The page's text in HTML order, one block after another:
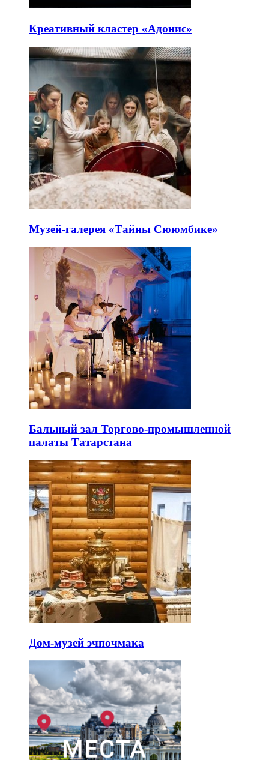
Креативный кластер «Адонис»
Музей-галерея «Тайны Сююмбике»
Бальный зал Торгово-промышленной
палаты Татарстана
Дом-музей эчпочмака